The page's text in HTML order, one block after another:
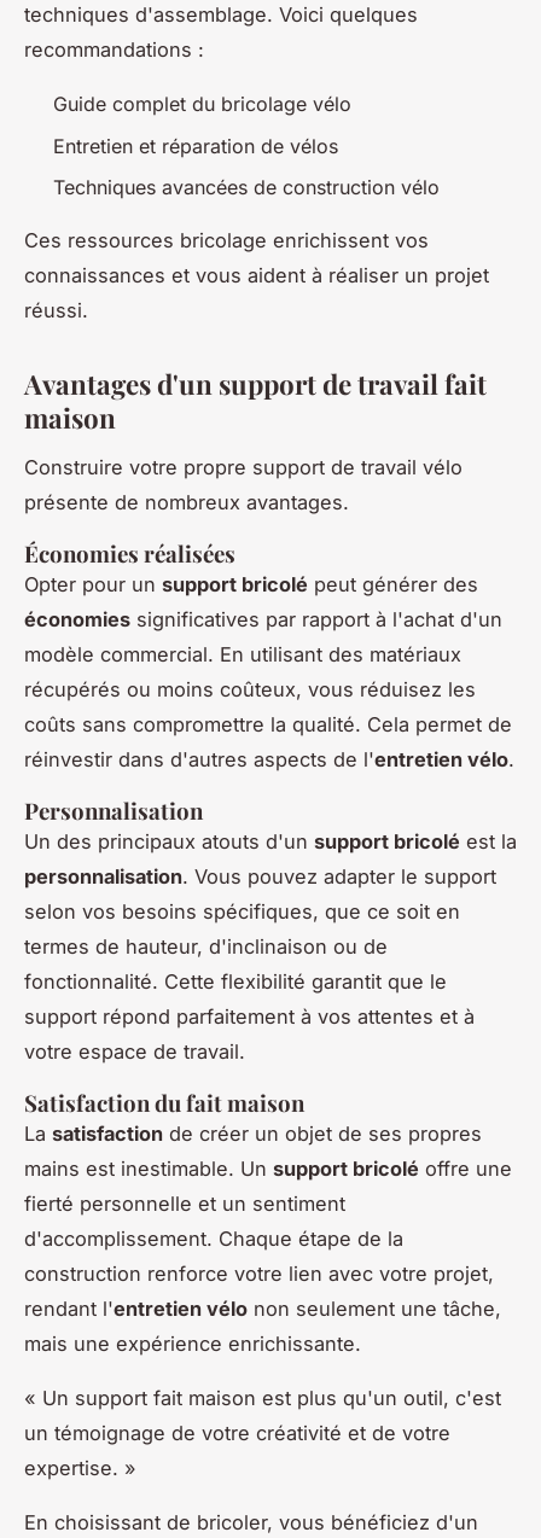
techniques d'assemblage. Voici quelques
recommandations :
Guide complet du bricolage vélo
Entretien et réparation de vélos
Techniques avancées de construction vélo
Ces ressources bricolage enrichissent vos
connaissances et vous aident à réaliser un projet
réussi.
Avantages d'un support de travail fait
maison
Construire votre propre support de travail vélo
présente de nombreux avantages.
Économies réalisées
Opter pour un support bricolé peut générer des
économies significatives par rapport à l'achat d'un
modèle commercial. En utilisant des matériaux
récupérés ou moins coûteux, vous réduisez les
coûts sans compromettre la qualité. Cela permet de
réinvestir dans d'autres aspects de l'entretien vélo.
Personnalisation
Un des principaux atouts d'un support bricolé est la
personnalisation. Vous pouvez adapter le support
selon vos besoins spécifiques, que ce soit en
termes de hauteur, d'inclinaison ou de
fonctionnalité. Cette flexibilité garantit que le
support répond parfaitement à vos attentes et à
votre espace de travail.
Satisfaction du fait maison
La satisfaction de créer un objet de ses propres
mains est inestimable. Un support bricolé offre une
fierté personnelle et un sentiment
d'accomplissement. Chaque étape de la
construction renforce votre lien avec votre projet,
rendant l'entretien vélo non seulement une tâche,
mais une expérience enrichissante.
« Un support fait maison est plus qu'un outil, c'est
un témoignage de votre créativité et de votre
expertise. »
En choisissant de bricoler, vous bénéficiez d'un